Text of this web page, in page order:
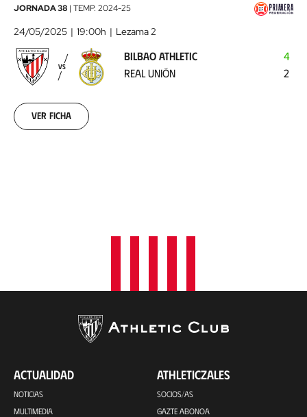
Bilbao
Athletic
-
Real
Unión 2025-
24
JORNADA 38 | TEMP. 2024-25
24/05/2025 19:00h Lezama 2
VS
BILBAO ATHLETIC
REAL UNIÓN
4
2
Ver ficha
ACTUALIDAD
NOTICIAS
MULTIMEDIA
ATHLETICZALES
SOCIOS/AS
GAZTE ABONOA